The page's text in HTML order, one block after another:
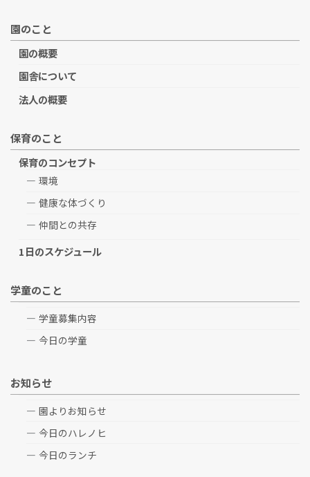
園のこと
園の概要
園舎について
法人の概要
保育のこと
保育のコンセプト
環境
健康な体づくり
仲間との共存
1日のスケジュール
学童のこと
学童募集内容
今日の学童
お知らせ
園よりお知らせ
今日のハレノヒ
今日のランチ